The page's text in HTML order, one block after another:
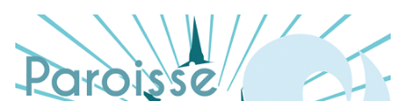
Accéder
contenu